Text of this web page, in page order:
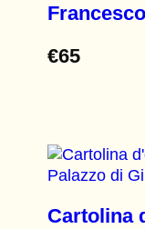
€65
Cartolina